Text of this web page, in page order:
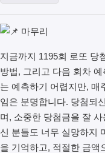
지금까지 1195회 로또 당
방법, 그리고 다음 회차
는 예측하기 어렵지만, 매
임은 분명합니다. 당첨되
며, 소중한 당첨금을 잘
신 분들도 너무 실망하지
을 기억하고, 적절한 금액